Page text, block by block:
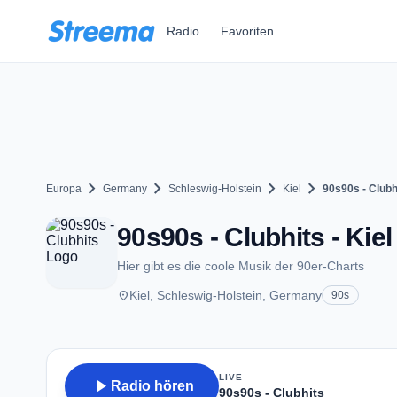
Radio Favoriten
Europa chevron_right Germany chevron_right Schleswig-Holstein chevron_right Kiel chevron_right 90s90s -
90s90s - Clubhits - Kiel
Hier gibt es die coole Musik der 90er-Charts
placeKiel, Schleswig-Holstein, Germany 90s
play_arrow Radio hören
LIVE
90s90s - Clubhits